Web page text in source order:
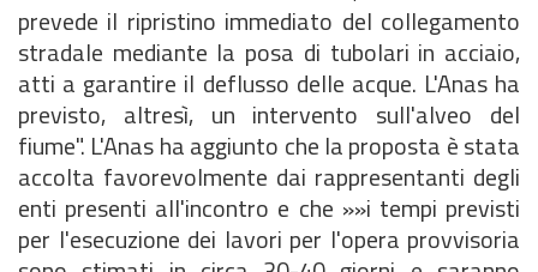
prevede il ripristino immediato del collegamento
stradale mediante la posa di tubolari in acciaio,
atti a garantire il deflusso delle acque. L'Anas ha
previsto, altresì, un intervento sull'alveo del
fiume". L'Anas ha aggiunto che la proposta è stata
accolta favorevolmente dai rappresentanti degli
enti presenti all'incontro e che »»i tempi previsti
per l'esecuzione dei lavori per l'opera provvisoria